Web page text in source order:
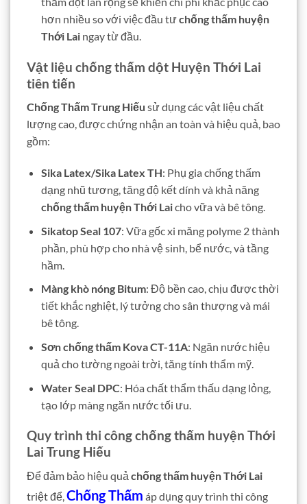
hơn nhiều so với việc đầu tưchống thấm huyện
Thới Laingay từ đầu.
Vật liệu chống thấm dột Huyện Thới Lai
tiên tiến
Chống Thấm Trung Hiếu sử dụng các vật liệu chất
lượng cao, được chứng nhận an toàn và hiệu quả, bao
gồm:
Sika Latex/Sika Latex TH: Phụ gia chống thấm
dạng nhũ tương, tăng độ kết dính và khả năng
chống thấm huyện Thới Laicho vữa và bê tông.
Sikatop Seal 107: Vữa gốc xi măng polyme 2 thành
phần, phù hợp cho nhà vệ sinh, bể nước, và tầng
hầm.
Màng khò nóng Bitum: Độ bền cao, chịu được thời
tiết khắc nghiệt, lý tưởng cho sân thượng và mái
bê tông.
Sơn chống thấm Kova CT-11A: Ngăn nước hiệu
quả cho tường ngoài trời, tăng tính thẩm mỹ.
Water Seal DPC: Hóa chất thẩm thấu dạng lỏng,
tạo lớp màng ngăn nước tối ưu.
Quy trình thi công chống thấm huyện Thới
Lai Trung Hiếu
Để đảm bảo hiệu quả chống thấm huyện Thới Lai
triệt để,Chống Thấm áp dụng quy trình thi công